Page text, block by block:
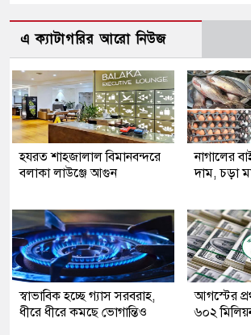
এ ক্যাটাগরির আরো নিউজ
হযরত শাহজালাল বিমানবন্দরে
বলাকা লাউঞ্জে আগুন
নাগালের
দাম, চড়া
স্বাভাবিক হচ্ছে গ্যাস সরবরাহ,
ধীরে ধীরে কমছে ভোগান্তিও
আগস্টের
৬০২